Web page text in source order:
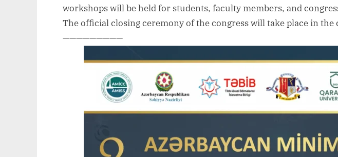
workshops will be held for students, faculty members, and
The official closing ceremony of the congress will take place in the
—————————